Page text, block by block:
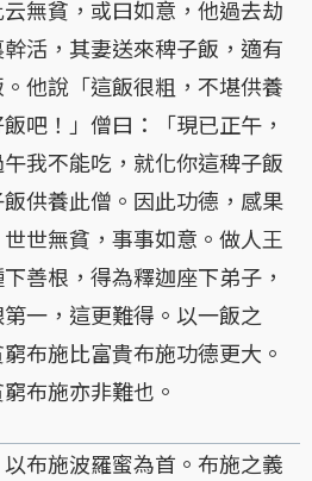
云無貧，或曰如意，他過去劫
活，其妻送來稗子飯，適有
他說「這飯很粗，不堪供養
吧！」僧曰：「現已正午，
我不能吃，就化你這稗子飯
供養此僧。因此功德，感果
世無貧，事事如意。做人王
善根，得為釋迦座下弟子，
一，這更難得。以一飯之
布施比富貴布施功德更大。
布施亦非難也。
施波羅蜜為首。布施之義